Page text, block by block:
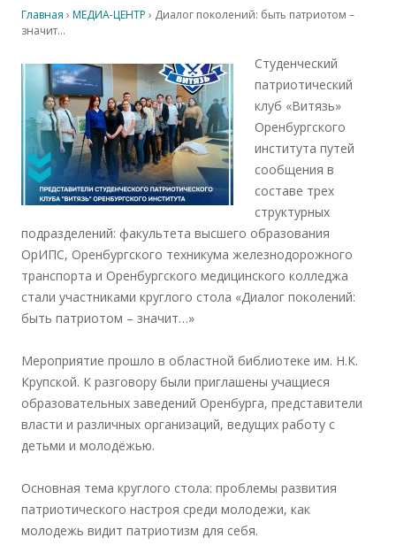
Главная › МЕДИА-ЦЕНТР › Диалог поколений: быть патриотом –
значит…
Студенческий
патриотический
клуб «Витязь»
Оренбургского
института путей
сообщения в
составе трех
структурных
подразделений: факультета высшего образования
ОрИПС, Оренбургского техникума железнодорожного
транспорта и Оренбургского медицинского колледжа
стали участниками круглого стола «Диалог поколений:
быть патриотом – значит…»
Мероприятие прошло в областной библиотеке им. Н.К.
Крупской. К разговору были приглашены учащиеся
образовательных заведений Оренбурга, представители
власти и различных организаций, ведущих работу с
детьми и молодёжью.
Основная тема круглого стола: проблемы развития
патриотического настроя среди молодежи, как
молодежь видит патриотизм для себя.